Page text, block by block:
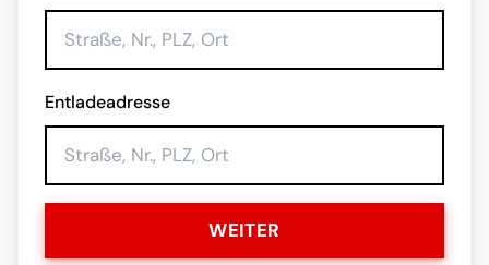
Entladeadresse
WEITER